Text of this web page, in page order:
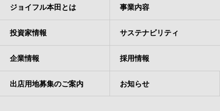
ジョイフル本田とは 事業内容
投資家情報 サステナビリティ
企業情報 採用情報
出店用地募集のご案内 お知らせ